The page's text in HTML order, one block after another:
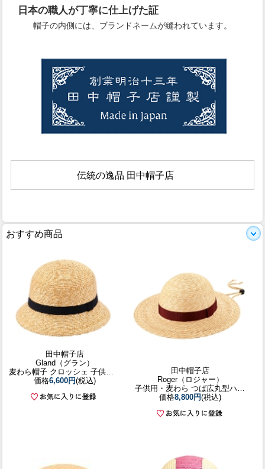
日本の職人が丁寧に仕上げた証
帽子の内側には、ブランドネームが縫われています。
伝統の逸品 田中帽子店
おすすめ商品
田中帽子店
Gland（グラン）
麦わら帽子 クロッシェ 子供用 ブラックリボン
価格6,600円(税込)
田中帽子店
Roger（ロジャー）
子供用・麦わら つば広丸型ハット
価格8,800円(税込)